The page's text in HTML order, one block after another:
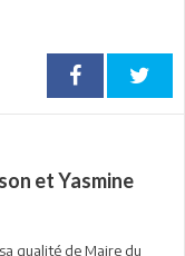
et Yasmine
qualité de Maire du